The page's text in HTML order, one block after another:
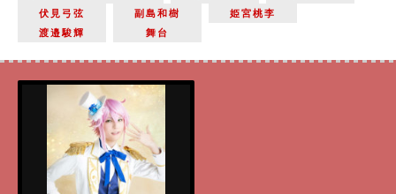
伏見弓弦
副島和樹
姫宮桃李
渡邉駿輝
舞台